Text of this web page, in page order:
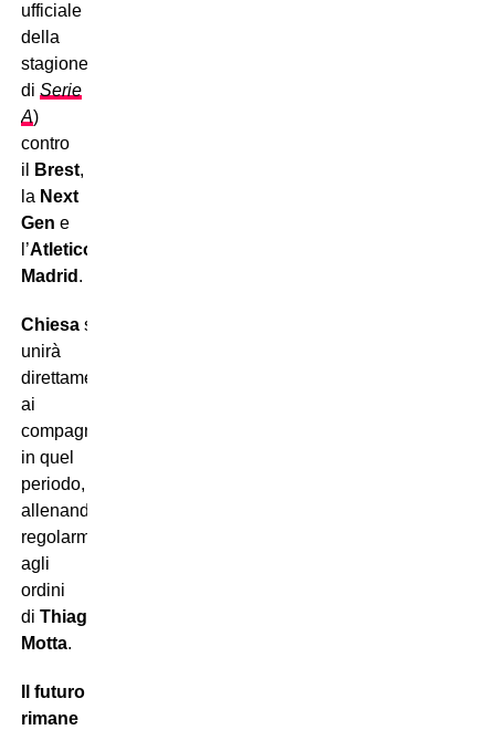
ufficiale
della
stagione
di Serie
A)
contro
il
Brest,
la Next
Gen e
l’Atletico
Madrid .
Chiesa si
unirà
direttamente
ai
compagni
in quel
periodo,
allenandosi
regolarmente
agli
ordini
di Thiago
Motta.
Il futuro
rimane